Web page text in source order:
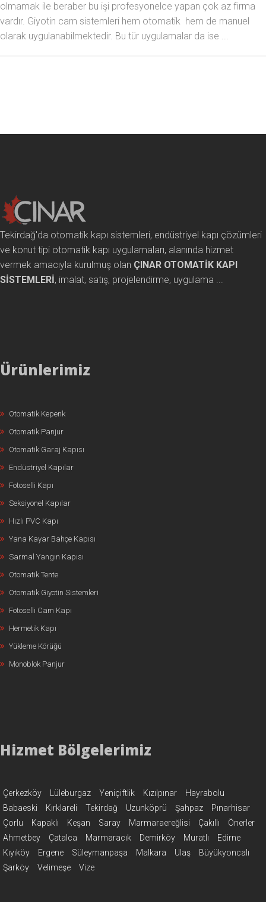
olmamak ile beraber bu işi profesyonelce yapan çok az firma
vardır. Giyotin cam sistemleri hem otomatik hem de manuel
olarak uygulanabilmektedir. Bu tür uygulamalar da ise ...
Tekirdağ'da otomatik kapı sistemleri, endüstriyel kapı çözümleri
ve konut tipi otomatik kapı uygulamaları, alanında hizmet
vermek amacıyla kurulmuş olan ÇINAR OTOMATİK KAPI
SİSTEMLERİ, imalat, satış, projelendirme, uygulama ...
Ürünlerimiz
Otomatik Kepenk
Otomatik Panjur
Otomatik Garaj Kapısı
Endüstriyel Kapılar
Fotoselli Kapı
Seksiyonel Kapılar
Hızlı PVC Kapı
Yana Kayar Bahçe Kapısı
Sarmal Yangın Kapısı
Otomatik Tente
Otomatik Giyotin Sistemleri
Fotoselli Cam Kapı
Hermetik Kapı
Yükleme Körüğü
Monoblok Panjur
Hizmet Bölgelerimiz
Çerkezköy Lüleburgaz Yeniçiftlik Kızılpınar
Hayrabolu
Babaeski
Kırklareli Tekirdağ Uzunköprü Şahpaz
Pınarhisar
Çorlu
Kapaklı Keşan Saray Marmaraereğlisi Çakıllı
Önerler
Ahmetbey
Çatalca Marmaracık Demirköy Muratlı
Edirne
Kıyıköy
Ergene Süleymanpaşa Malkara Ulaş
Büyükyoncalı
Şarköy
Velimeşe Vize